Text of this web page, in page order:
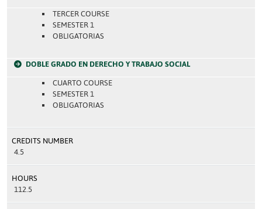
TERCER COURSE
SEMESTER 1
OBLIGATORIAS
DOBLE GRADO EN DERECHO Y TRABAJO SOCIAL
CUARTO COURSE
SEMESTER 1
OBLIGATORIAS
CREDITS NUMBER
4.5
HOURS
112.5